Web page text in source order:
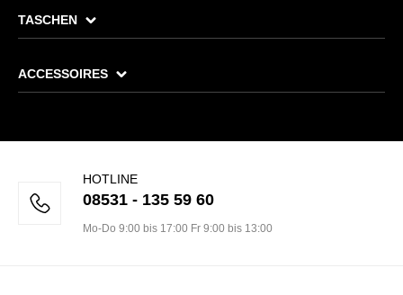
TASCHEN
ACCESSOIRES
HOTLINE
08531 - 135 59 60
Mo-Do 9:00 bis 17:00 Fr 9:00 bis 13:00